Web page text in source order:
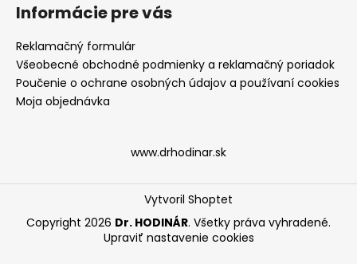
Informácie pre vás
Reklamačný formulár
Všeobecné obchodné podmienky a reklamačný poriadok
Poučenie o ochrane osobných údajov a používaní cookies
Moja objednávka
www.drhodinar.sk
Vytvoril Shoptet
Copyright 2026 Dr. HODINÁR. Všetky práva vyhradené.
Upraviť nastavenie cookies